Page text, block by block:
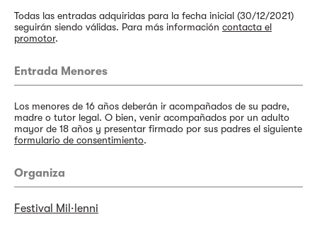
Todas las entradas adquiridas para la fecha inicial (30/12/2021)
seguirán siendo válidas. Para más información contacta el
promotor.
Entrada Menores
Los menores de 16 años deberán ir acompañados de su padre,
madre o tutor legal. O bien, venir acompañados por un adulto
mayor de 18 años y presentar firmado por sus padres el siguiente
formulario de consentimiento.
Organiza
Festival Mil·lenni